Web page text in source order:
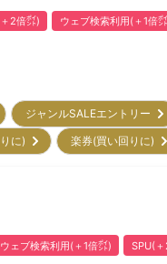
2倍㌽) ウェブ検索利用(＋1倍
ジャンルSALEエントリー
りに) 楽券(買い回りに)
ウェブ検索利用(＋1倍㌽) SPU(